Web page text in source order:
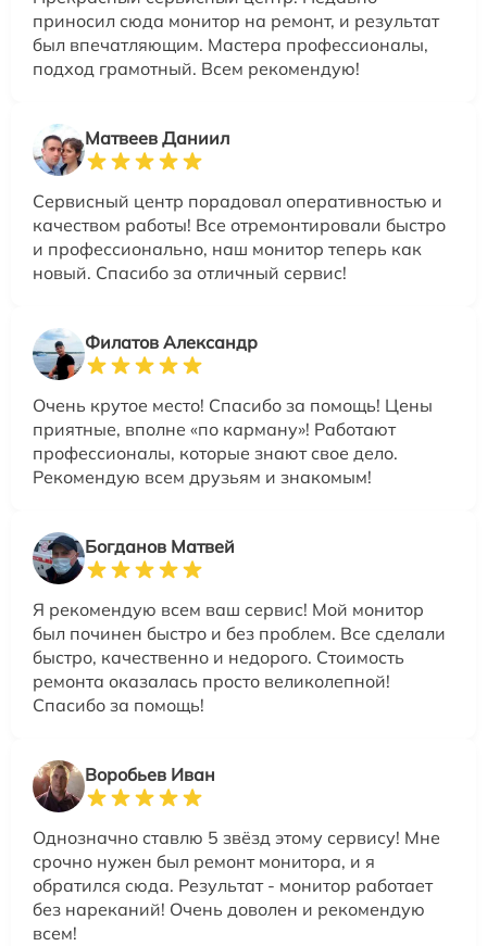
приносил сюда монитор на ремонт, и результат
был впечатляющим. Мастера профессионалы,
подход грамотный. Всем рекомендую!
Матвеев Даниил
Сервисный центр порадовал оперативностью и
качеством работы! Все отремонтировали быстро
и профессионально, наш монитор теперь как
новый. Спасибо за отличный сервис!
Филатов Александр
Очень крутое место! Спасибо за помощь! Цены
приятные, вполне «по карману»! Работают
профессионалы, которые знают свое дело.
Рекомендую всем друзьям и знакомым!
Богданов Матвей
Я рекомендую всем ваш сервис! Мой монитор
был починен быстро и без проблем. Все сделали
быстро, качественно и недорого. Стоимость
ремонта оказалась просто великолепной!
Спасибо за помощь!
Воробьев Иван
Однозначно ставлю 5 звёзд этому сервису! Мне
срочно нужен был ремонт монитора, и я
обратился сюда. Результат - монитор работает
без нареканий! Очень доволен и рекомендую
всем!